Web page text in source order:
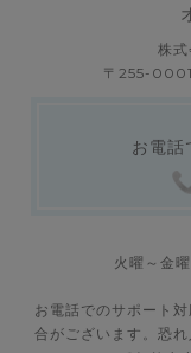
株
〒255-
お電話
火曜～金
お電話でのサポート
合がございます。恐